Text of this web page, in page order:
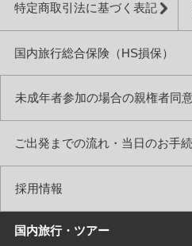
特定商取引法に基づく表記
国内旅行総合保険（HS損保）
未成年者参加の場合の親権者同
ご出発までの流れ・当日のお手
採用情報
国内旅行・ツアー